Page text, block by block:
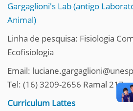
Gargaglioni's Lab (antigo
Animal)
Linha de pesquisa: Fisiologia
Ecofisiologia
Email:
Tel: (16) 3209-2656 Ramal 217
Curriculum Lattes